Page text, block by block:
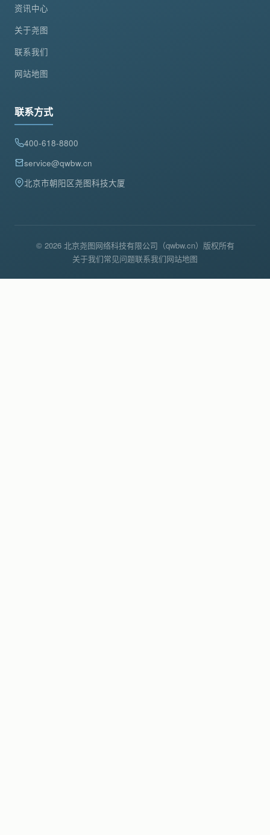
资讯中心
关于尧图
联系我们
网站地图
联系方式
400-618-8800
service@qwbw.cn
北京市朝阳区尧图科技大厦
© 2026 北京尧图网络科技有限公司（qwbw.cn）版权所有
关于我们常见问题联系我们网站地图